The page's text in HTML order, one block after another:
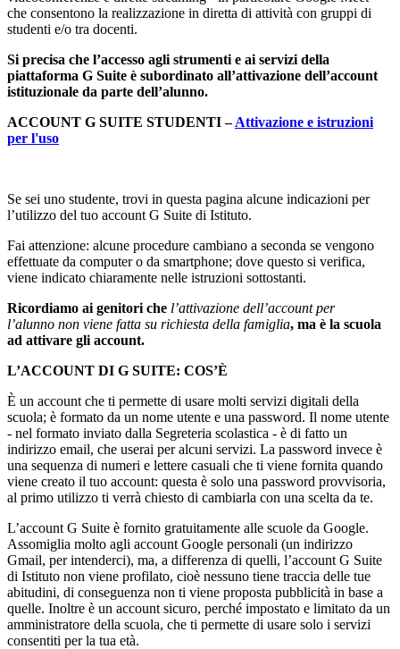
che consentono la realizzazione in diretta di attività con gruppi di
studenti e/o tra docenti.
Si precisa che l’accesso agli strumenti e ai servizi della
piattaforma G Suite è subordinato all’attivazione dell’account
istituzionale da parte dell’alunno.
ACCOUNT G SUITE STUDENTI – Attivazione e istruzioni
per l'uso
Se sei uno studente, trovi in questa pagina alcune indicazioni per
l’utilizzo del tuo account G Suite di Istituto.
Fai attenzione: alcune procedure cambiano a seconda se vengono
effettuate da computer o da smartphone; dove questo si verifica,
viene indicato chiaramente nelle istruzioni sottostanti.
Ricordiamo ai genitori che l’attivazione dell’account per
l’alunno non viene fatta su richiesta della famiglia, ma è la scuola
ad attivare gli account.
L’ACCOUNT DI G SUITE: COS’È
È un account che ti permette di usare molti servizi digitali della
scuola; è formato da un nome utente e una password. Il nome utente
- nel formato inviato dalla Segreteria scolastica - è di fatto un
indirizzo email, che userai per alcuni servizi. La password invece è
una sequenza di numeri e lettere casuali che ti viene fornita quando
viene creato il tuo account: questa è solo una password provvisoria,
al primo utilizzo ti verrà chiesto di cambiarla con una scelta da te.
L’account G Suite è fornito gratuitamente alle scuole da Google.
Assomiglia molto agli account Google personali (un indirizzo
Gmail, per intenderci), ma, a differenza di quelli, l’account G Suite
di Istituto non viene profilato, cioè nessuno tiene traccia delle tue
abitudini, di conseguenza non ti viene proposta pubblicità in base a
quelle. Inoltre è un account sicuro, perché impostato e limitato da un
amministratore della scuola, che ti permette di usare solo i servizi
consentiti per la tua età.